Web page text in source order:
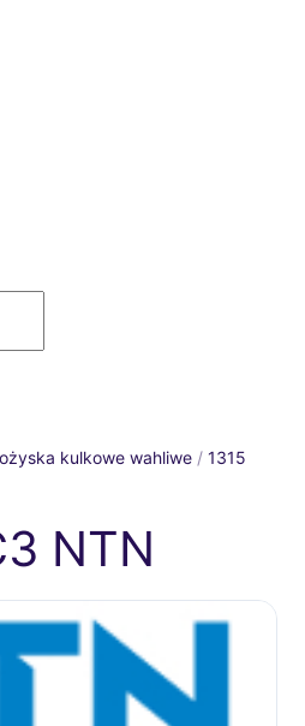
kulkowe wahliwe / 1315
NTN